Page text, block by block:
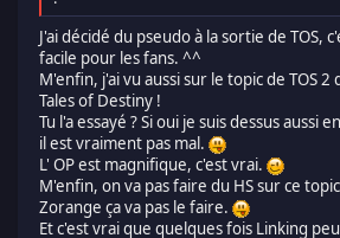
J'ai décidé du pseudo à la sortie de TOS,
facile pour les fans. ^^
M'enfin, j'ai vu aussi sur le topic de TOS 2
Tales of Destiny !
Tu l'a essayé ? Si oui je suis dessus aussi
il est vraiment pas mal.
L' OP est magnifique, c'est vrai.
M'enfin, on va pas faire du HS sur ce
Zorange ça va pas le faire.
Et c'est vrai que quelques fois Linking